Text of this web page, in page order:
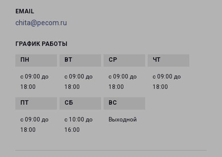
EMAIL
chita@pecom.ru
ГРАФИК РАБОТЫ
с 09:00 до
18:00
с 09:00 до
18:00
с 09:00 до
18:00
с 09:00 до
18:00
с 09:00 до
18:00
с 10:00 до
16:00
Выходной